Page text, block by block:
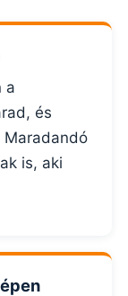
a
és
Maradandó
is, aki